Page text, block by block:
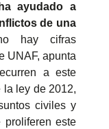
ha ayudado a
de una
hay cifras
UNAF, apunta
a este
la ley de 2012,
civiles y
proliferen este